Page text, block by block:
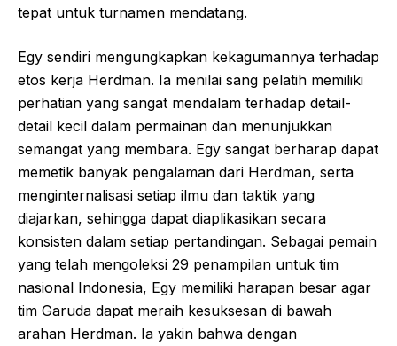
tepat untuk turnamen mendatang.
Egy sendiri mengungkapkan kekagumannya terhadap
etos kerja Herdman. Ia menilai sang pelatih memiliki
perhatian yang sangat mendalam terhadap detail-
detail kecil dalam permainan dan menunjukkan
semangat yang membara. Egy sangat berharap dapat
memetik banyak pengalaman dari Herdman, serta
menginternalisasi setiap ilmu dan taktik yang
diajarkan, sehingga dapat diaplikasikan secara
konsisten dalam setiap pertandingan. Sebagai pemain
yang telah mengoleksi 29 penampilan untuk tim
nasional Indonesia, Egy memiliki harapan besar agar
tim Garuda dapat meraih kesuksesan di bawah
arahan Herdman. Ia yakin bahwa dengan